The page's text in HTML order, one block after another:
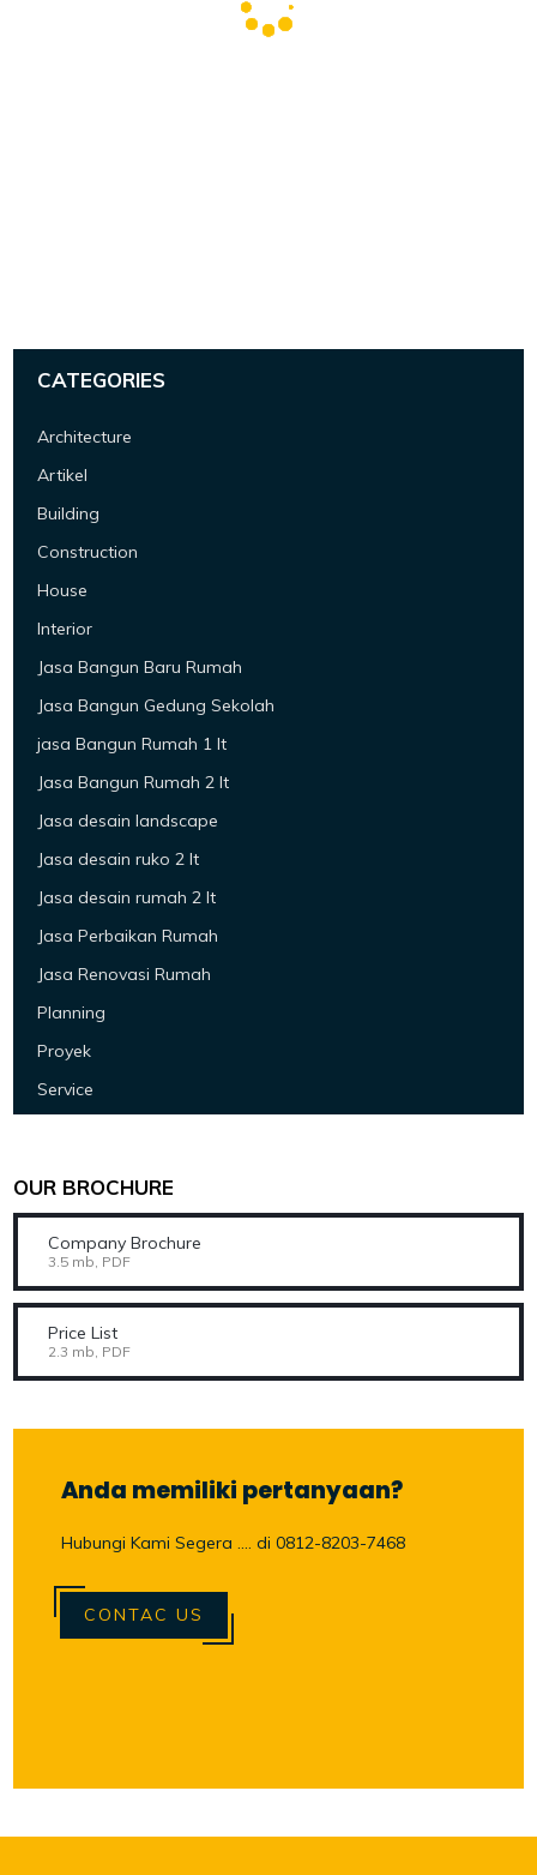
CATEGORIES
Architecture
Artikel
Building
Construction
House
Interior
Jasa Bangun Baru Rumah
Jasa Bangun Gedung Sekolah
jasa Bangun Rumah 1 lt
Jasa Bangun Rumah 2 lt
Jasa desain landscape
Jasa desain ruko 2 lt
Jasa desain rumah 2 lt
Jasa Perbaikan Rumah
Jasa Renovasi Rumah
Planning
Proyek
Service
OUR BROCHURE
Company Brochure
3.5 mb, PDF
Price List
2.3 mb, PDF
Anda memiliki pertanyaan?
Hubungi Kami Segera .... di 0812-8203-7468
CONTAC US